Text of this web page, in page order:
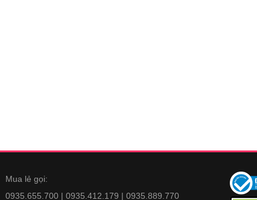
Mua lẻ gọi:
0935.655.700 | 0935.412.179 | 0935.889.770